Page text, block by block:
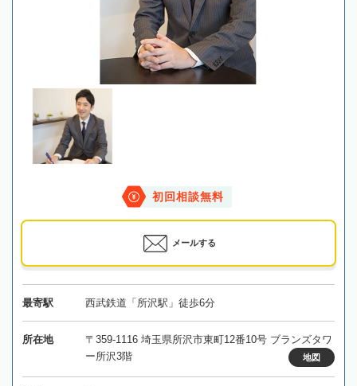
初回相談無料
メールする
最寄駅 西武鉄道「所沢駅」徒歩6分
所在地
〒359-1116 埼玉県所沢市東町12番10号 ブランズタワ
ー所沢3階
地図